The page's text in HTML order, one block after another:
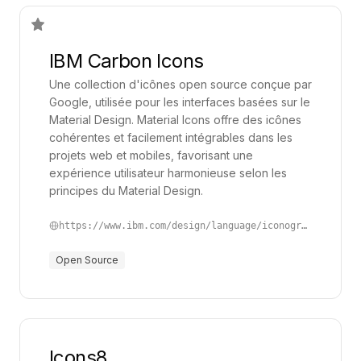
IBM Carbon Icons
Une collection d'icônes open source conçue par
Google, utilisée pour les interfaces basées sur le
Material Design. Material Icons offre des icônes
cohérentes et facilement intégrables dans les
projets web et mobiles, favorisant une
expérience utilisateur harmonieuse selon les
principes du Material Design.
https://www.ibm.com/design/language/iconography/ui-icons/library/
Open Source